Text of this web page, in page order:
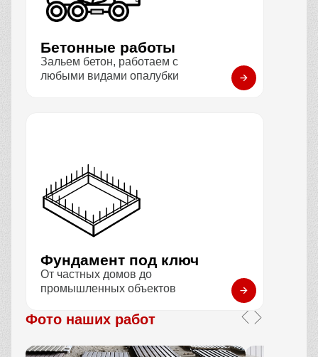
Бетонные работы
Зальем бетон, работаем с
любыми видами опалубки
Фундамент под ключ
От частных домов до
промышленных объектов
Фото наших работ